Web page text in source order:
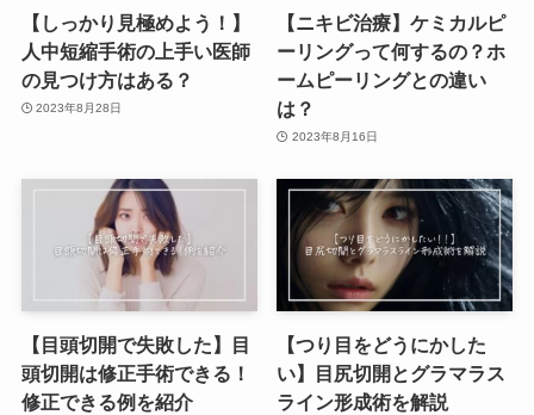
【しっかり見極めよう！】
人中短縮手術の上手い医師
の見つけ方はある？
2023年8月28日
【ニキビ治療】ケミカルピ
ーリングって何するの？ホ
ームピーリングとの違い
は？
2023年8月16日
【目頭切開で失敗した】目
頭切開は修正手術できる！
修正できる例を紹介
【つり目をどうにかした
い】目尻切開とグラマラス
ライン形成術を解説